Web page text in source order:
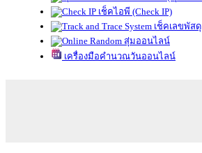
เช็คไอพี (Check IP)
เช็คเลขพัสดุ
สุ่มออนไลน์
เครื่องมือคำนวณวันออนไลน์